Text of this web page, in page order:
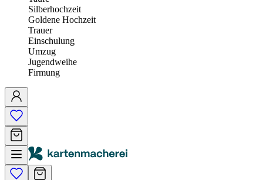
Silberhochzeit
Goldene Hochzeit
Trauer
Einschulung
Umzug
Jugendweihe
Firmung